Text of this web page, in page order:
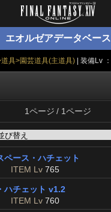
エオルゼアデータベース
具>園芸道具(主道具) | 装備Lv ：
1ページ / 1ページ
ペース・ハチェット
ITEM Lv 765
ハチェット v1.2
ITEM Lv 760